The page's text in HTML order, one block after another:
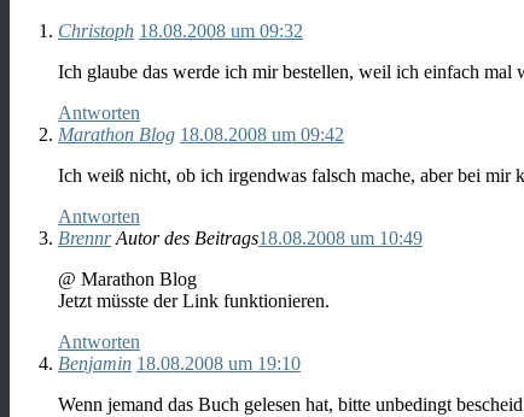
Christoph 18.08.2008 um 09:32
Ich glaube das werde ich mir bestellen, weil ich einfach
Antworten
Marathon Blog 18.08.2008 um 09:42
Ich weiß nicht, ob ich irgendwas falsch mache, aber bei mir
Antworten
Brennr Autor des Beitrags18.08.2008 um 10:49
@ Marathon Blog
Jetzt müsste der Link funktionieren.
Antworten
Benjamin 18.08.2008 um 19:10
Wenn jemand das Buch gelesen hat, bitte unbedingt